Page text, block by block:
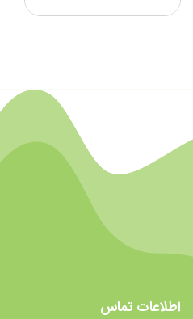
اطلاعات تماس